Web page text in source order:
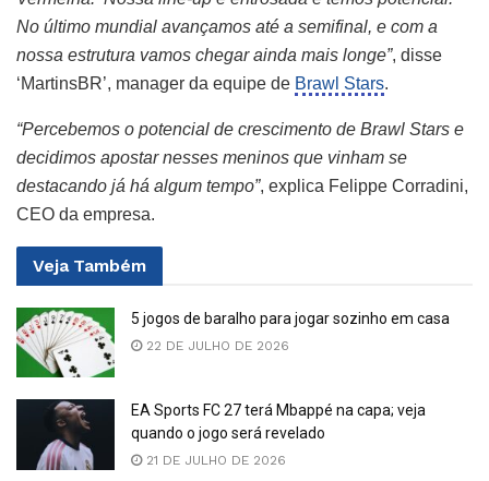
No último mundial avançamos até a semifinal, e com a
nossa estrutura vamos chegar ainda mais longe”, disse
‘MartinsBR’, manager da equipe de Brawl Stars.
“Percebemos o potencial de crescimento de Brawl Stars e
decidimos apostar nesses meninos que vinham se
destacando já há algum tempo”, explica Felippe Corradini,
CEO da empresa.
Veja Também
5 jogos de baralho para jogar sozinho em casa
22 DE JULHO DE 2026
EA Sports FC 27 terá Mbappé na capa; veja
quando o jogo será revelado
21 DE JULHO DE 2026